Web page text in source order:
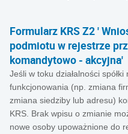
Formularz KRS Z2 '
podmiotu w rejestrze
komandytowo - akcyjna'
Jeśli w toku działalności
funkcjonowania (np. zmiana
zmiana siedziby lub adresu)
KRS. Brak wpisu o zmianie
nowe osoby upoważnione do